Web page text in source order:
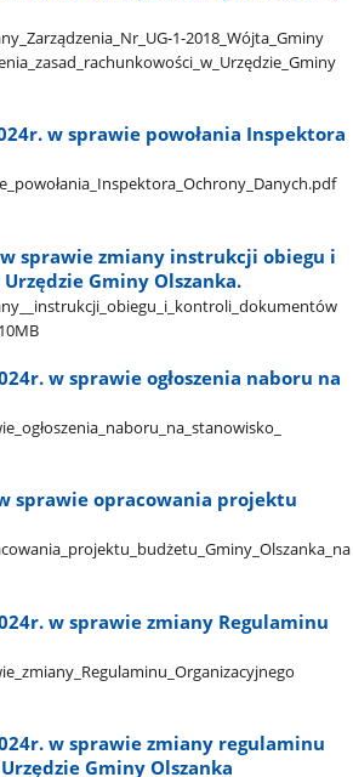
1-2018​_Wójta​_Gminy​
w sprawie powołania Inspektora
w sprawie zmiany instrukcji obiegu i
Gminy Olszanka.
w sprawie ogłoszenia naboru na
sprawie opracowania projektu
w sprawie zmiany Regulaminu
w sprawie zmiany regulaminu
Gminy Olszanka